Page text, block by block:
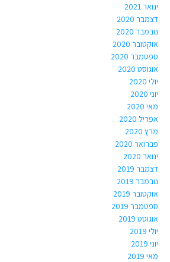
ינואר 2021
דצמבר 2020
נובמבר 2020
אוקטובר 2020
ספטמבר 2020
אוגוסט 2020
יולי 2020
יוני 2020
מאי 2020
אפריל 2020
מרץ 2020
פברואר 2020
ינואר 2020
דצמבר 2019
נובמבר 2019
אוקטובר 2019
ספטמבר 2019
אוגוסט 2019
יולי 2019
יוני 2019
מאי 2019